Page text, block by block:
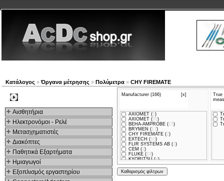
Κατάλογος »Όργανα μέτρησης » Πολύμετρα » CHY FIREMATE
Αισθητήρια
Ηλεκτρονόμοι - Ρελέ
Μετασχηματιστές
Διακόπτες
Παθητικά Εξαρτήματα
Hμιαγωγοί
Εξοπλισμός εργαστηρίου
Manufacturer (166) [x]
AXIOMET (1)
AXIOMET (35)
BEHA-AMPROBE (15)
BRYMEN (17)
CHY FIREMATE (2)
EXTECH (10)
FLIR SYSTEMS AB (1)
CEM (2)
FLUKE (24 )
KYORITSU (4)
KEYSIGHT TECHNOLOGIES (12)
UNI-T (34)
GOLDTOOL (1)
True